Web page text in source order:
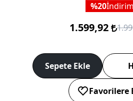
20İndirim
1.599,92
Sepete Ekle
Favorilere